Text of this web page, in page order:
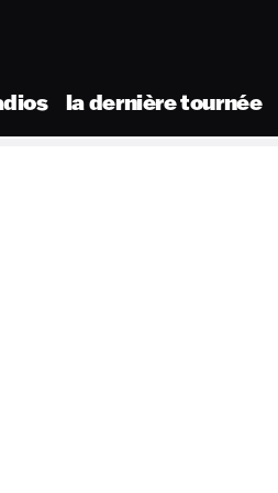
la dernière tournée